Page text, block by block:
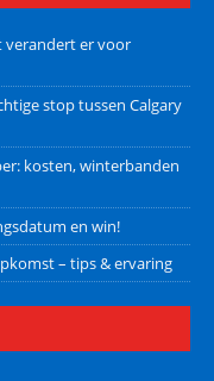
verandert er voor
stop tussen Calgary
kosten, winterbanden
en win!
– tips & ervaring